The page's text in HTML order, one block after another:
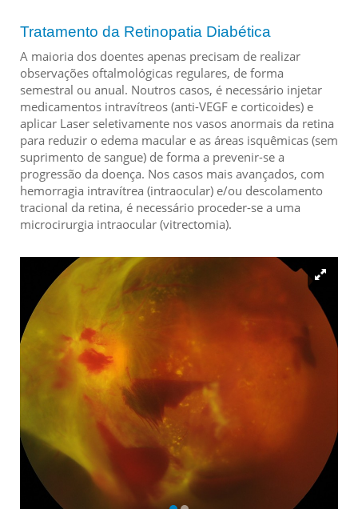
Tratamento da Retinopatia Diabética
A maioria dos doentes apenas precisam de realizar
observações oftalmológicas regulares, de forma
semestral ou anual. Noutros casos, é necessário injetar
medicamentos intravítreos (anti-VEGF e corticoides) e
aplicar Laser seletivamente nos vasos anormais da retina
para reduzir o edema macular e as áreas isquêmicas (sem
suprimento de sangue) de forma a prevenir-se a
progressão da doença. Nos casos mais avançados, com
hemorragia intravítrea (intraocular) e/ou descolamento
tracional da retina, é necessário proceder-se a uma
microcirurgia intraocular (vitrectomia).